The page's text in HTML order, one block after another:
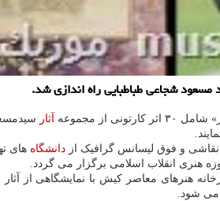
شجاعی طباطبایی راه اندازی شد.
مجموعه آثار
دانشگاه های
هنری انقلاب اسلامی برگزار می گردد.